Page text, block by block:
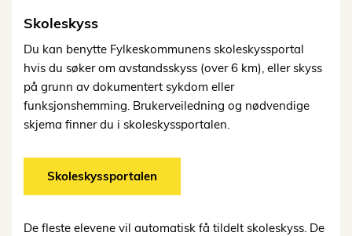
Skoleskyss
Du kan benytte Fylkeskommunens skoleskyssportal
hvis du søker om avstandsskyss (over 6 km), eller skyss
på grunn av dokumentert sykdom eller
funksjonshemming. Brukerveiledning og nødvendige
skjema finner du i skoleskyssportalen.
Skoleskyssportalen
De fleste elevene vil automatisk få tildelt skoleskyss. De